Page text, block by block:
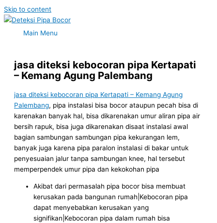
Skip to content
Main Menu
jasa diteksi kebocoran pipa Kertapati
– Kemang Agung Palembang
jasa diteksi kebocoran pipa Kertapati – Kemang Agung
Palembang, pipa instalasi bisa bocor ataupun pecah bisa di
karenakan banyak hal, bisa dikarenakan umur aliran pipa air
bersih rapuk, bisa juga dikarenakan disaat instalasi awal
bagian sambungan sambungan pipa kekurangan lem,
banyak juga karena pipa paralon instalasi di bakar untuk
penyesuaian jalur tanpa sambungan knee, hal tersebut
memperpendek umur pipa dan kekokohan pipa
Akibat dari permasalah pipa bocor bisa membuat
kerusakan pada bangunan rumah|Kebocoran pipa
dapat menyebabkan kerusakan yang
signifikan|Kebocoran pipa dalam rumah bisa